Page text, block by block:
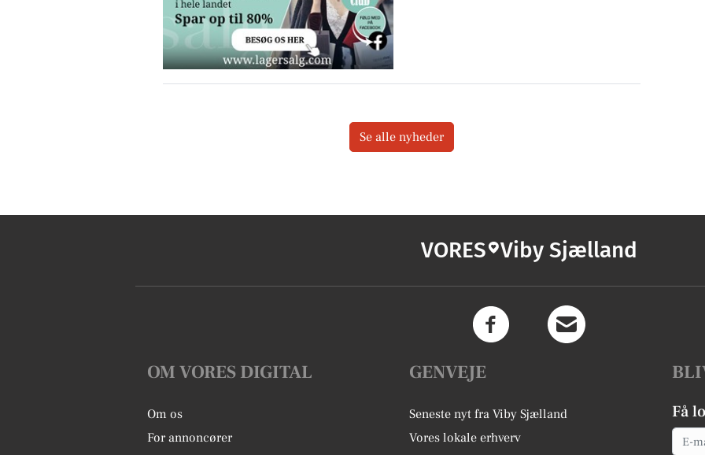
Se alle nyheder
VORES Viby Sjælland
OM VORES DIGITAL
Om os
For annoncører
GENVEJE
Seneste nyt fra Viby Sjælland
Vores lokale erhverv
Få
Email